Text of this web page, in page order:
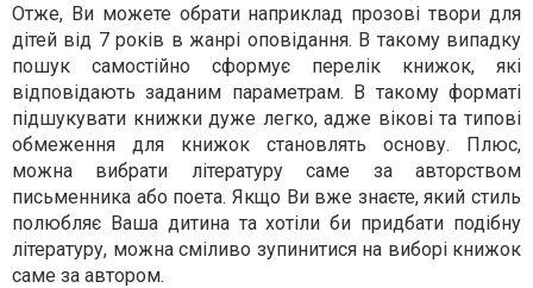
Отже, Ви можете обрати наприклад прозові твори для
дітей від 7 років в жанрі оповідання. В такому випадку
пошук самостійно сформує перелік книжок, які
відповідають заданим параметрам. В такому форматі
підшукувати книжки дуже легко, адже вікові та типові
обмеження для книжок становлять основу. Плюс,
можна вибрати літературу саме за авторством
письменника або поета. Якщо Ви вже знаєте, який стиль
полюбляє Ваша дитина та хотіли би придбати подібну
літературу, можна сміливо зупинитися на виборі книжок
саме за автором.